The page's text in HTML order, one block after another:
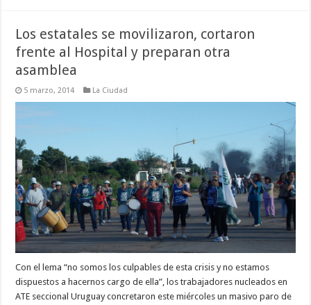
Los estatales se movilizaron, cortaron
frente al Hospital y preparan otra
asamblea
5 marzo, 2014 La Ciudad
Con el lema “no somos los culpables de esta crisis y no estamos
dispuestos a hacernos cargo de ella”, los trabajadores nucleados en
ATE seccional Uruguay concretaron este miércoles un masivo paro de